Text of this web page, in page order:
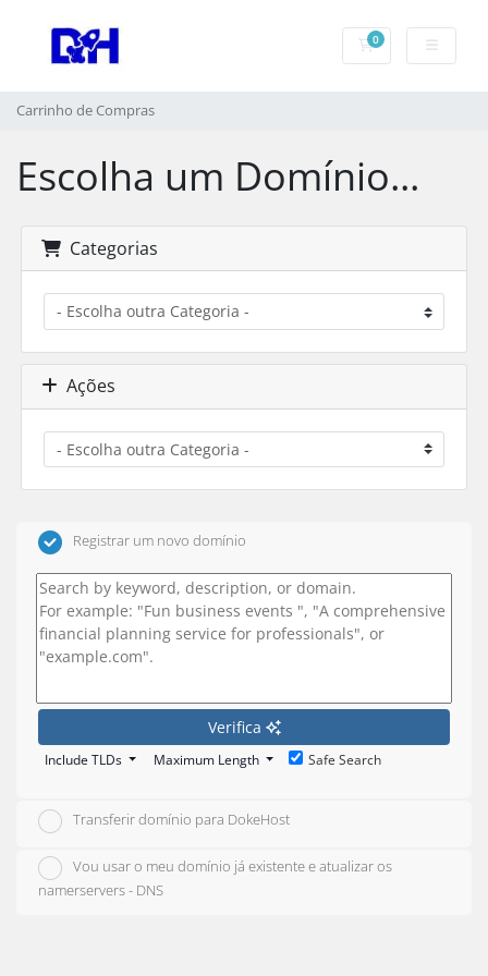
0Carrinho de
Carrinho de Compras
Escolha um Domínio...
Categorias
Ações
Registrar um novo domínio
Verifica
Include TLDs Maximum Length Safe Search
Transferir domínio para DokeHost
Vou usar o meu domínio já existente e atualizar os
namerservers - DNS